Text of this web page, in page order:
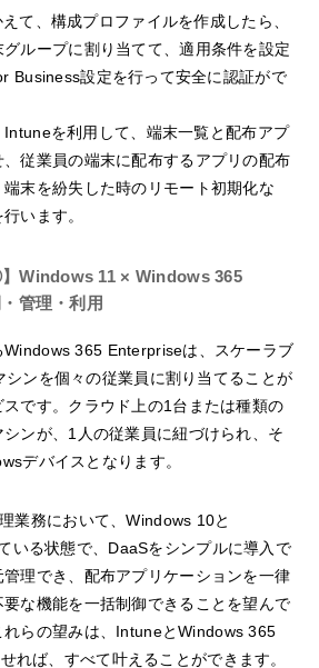
て、構成プロファイルを作成したら、
ループに割り当てて、適用条件を設定
Business設定を行って安全に認証がで
を利用して、端末一覧と配布アプ
、従業員の端末に配布するアプリの配布
末を紛失した時のリモート初期化な
います。
】Windows 11 × Windows 365
管理・利用
Windows 365 Enterpriseは、スケーラブ
ンを個々の従業員に割り当てることが
です。クラウド上の1台または種類の
ンが、1人の従業員に紐づけられ、そ
デバイスとなります。
業務において、Windows 10と
いる状態で、DaaSをシンプルに導入で
理でき、配布アプリケーションを一律
な機能を一括制御できることを望んで
れらの望みは、IntuneとWindows 365
れば、すべて叶えることができます。